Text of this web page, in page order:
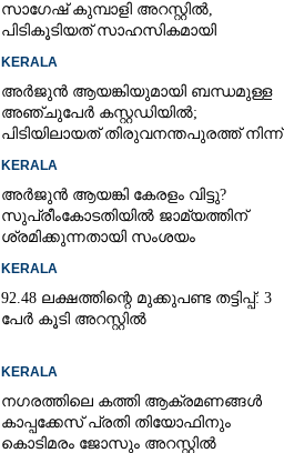
സാഗേഷ് കുമ്പാളി അറസ്റ്റിൽ,
പിടികൂടിയത് സാഹസികമായി
KERALA
അർജുൻ ആയങ്കിയുമായി ബന്ധമുള്ള
അഞ്ചുപേർ കസ്റ്റഡിയിൽ;
പിടിയിലായത് തിരുവനന്തപുരത്ത് നിന്ന്
KERALA
അർജുൻ ആയങ്കി കേരളം വിട്ടു?
സുപ്രീംകോടതിയിൽ ജാമ്യത്തിന്
ശ്രമിക്കുന്നതായി സംശയം
KERALA
92.48 ലക്ഷത്തിന്റെ മുക്കുപണ്ട തട്ടിപ്പ്: 3
പേർ കൂടി അറസ്റ്റിൽ
KERALA
നഗരത്തിലെ കത്തി ആക്രമണങ്ങൾ
കാപ്പക്കേസ് പ്രതി തിയോഫിനും
കൊടിമരം ജോസും അറസ്റ്റിൽ